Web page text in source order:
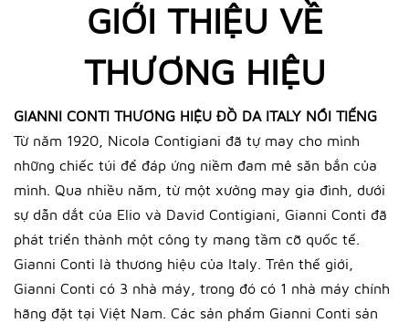
GIỚI THIỆU VỀ
THƯƠNG HIỆU
GIANNI CONTI THƯƠNG HIỆU ĐỒ DA ITALY NỔI TIẾNG
Từ năm 1920, Nicola Contigiani đã tự may cho mình
những chiếc túi để đáp ứng niềm đam mê săn bắn của
mình. Qua nhiều năm, từ một xưởng may gia đình, dưới
sự dẫn dắt của Elio và David Contigiani, Gianni Conti đã
phát triển thành một công ty mang tầm cỡ quốc tế.
Gianni Conti là thương hiệu của Italy. Trên thế giới,
Gianni Conti có 3 nhà máy, trong đó có 1 nhà máy chính
hãng đặt tại Việt Nam. Các sản phẩm Gianni Conti sản